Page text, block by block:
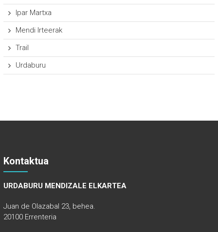
Ipar Martxa
Mendi Irteerak
Trail
Urdaburu
Kontaktua
URDABURU MENDIZALE ELKARTEA
Juan de Olazabal 23, behea.
20100 Errenteria